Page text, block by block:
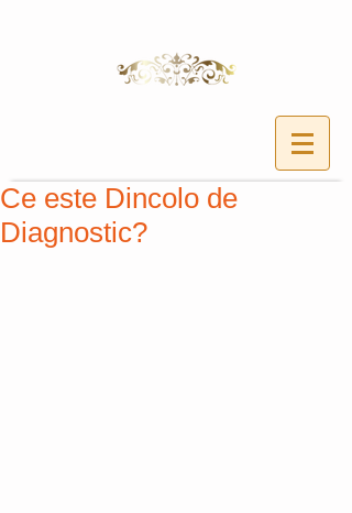
Ce este Dincolo de
Diagnostic?